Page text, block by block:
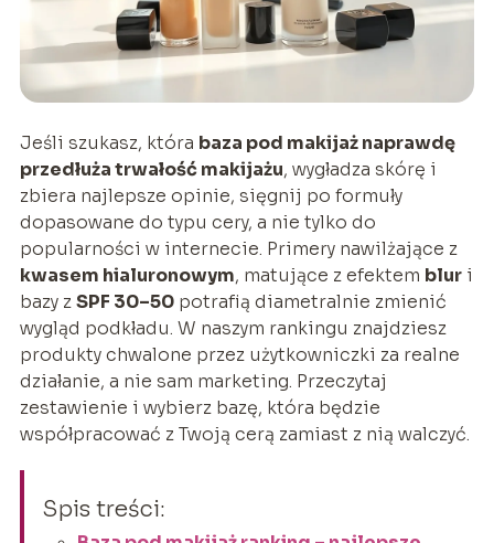
Jeśli szukasz, która baza pod makijaż naprawdę
przedłuża trwałość makijażu, wygładza skórę i
zbiera najlepsze opinie, sięgnij po formuły
dopasowane do typu cery, a nie tylko do
popularności w internecie. Primery nawilżające z
kwasem hialuronowym, matujące z efektem bluri
bazy zSPF 30–50potrafią diametralnie zmienić
wygląd podkładu. W naszym rankingu znajdziesz
produkty chwalone przez użytkowniczki za realne
działanie, a nie sam marketing. Przeczytaj
zestawienie i wybierz bazę, która będzie
współpracować z Twoją cerą zamiast z nią walczyć.
Spis treści: